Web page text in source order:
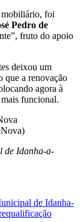
mobiliário, foi
Pedro de
fruto do apoio
deixou um
que a renovação
agora à
funcional.
de Idanha-a-
de Idanha-